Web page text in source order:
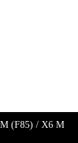
(F85) / X6 M